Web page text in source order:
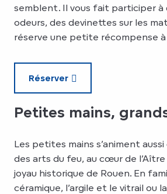
semblent. Il vous fait participer à
odeurs, des devinettes sur les
réserve une petite récompense à
Réserver
Petites mains,
Les petites mains s’animent aussi
des arts du feu, au cœur de
joyau historique de Rouen. En
céramique, l’argile et le vitrail ou